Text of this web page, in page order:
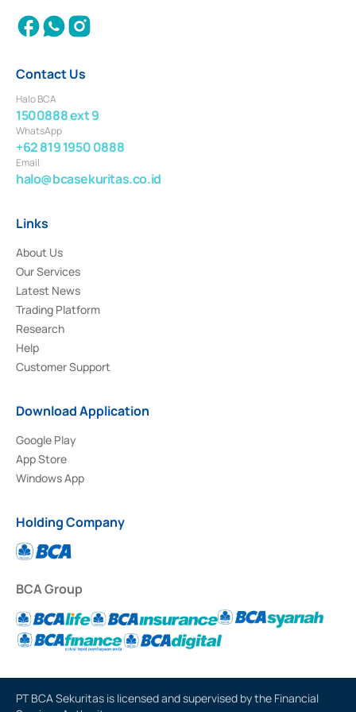
Contact Us
Halo BCA
1500888 ext 9
WhatsApp
+62 819 1950 0888
Email
halo@bcasekuritas.co.id
Links
About Us
Our Services
Latest News
Trading Platform
Research
Help
Customer Support
Download Application
Google Play
App Store
Windows App
Holding Company
BCA Group
PT BCA Sekuritas is licensed and supervised by the Financial